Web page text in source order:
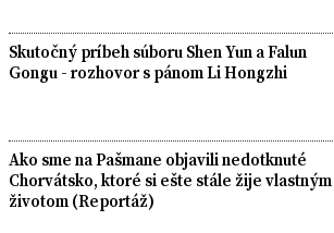
Skutočný príbeh súboru Shen Yun a Falun
Gongu - rozhovor s pánom Li Hongzhi
Ako sme na Pašmane objavili nedotknuté
Chorvátsko, ktoré si ešte stále žije vlastným
životom (Reportáž)